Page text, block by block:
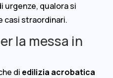
urgenze, qualora si
casi straordinari.
la messa in
di edilizia acrobatica